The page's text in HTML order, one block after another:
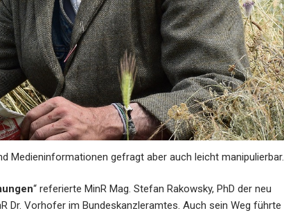
Medieninformationen gefragt aber auch leicht manipulierbar.
“ referierte MinR Mag. Stefan Rakowsky, PhD der neu
Dr. Vorhofer im Bundeskanzleramtes. Auch sein Weg führte